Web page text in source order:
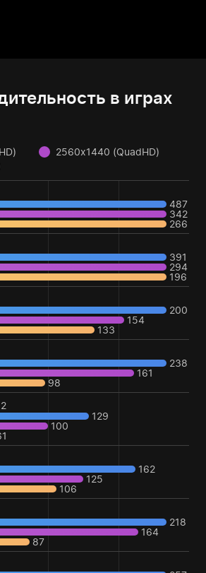
в играх
2560x1440 (QuadHD)
487
342
266
391
294
196
200
154
133
238
161
98
129
100
162
125
106
218
164
87